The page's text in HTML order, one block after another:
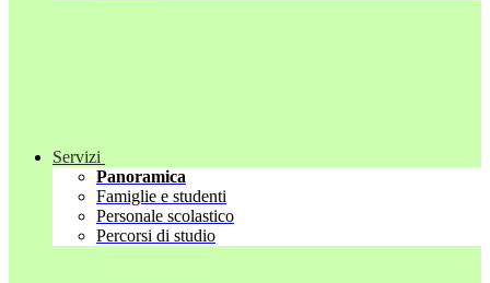
Servizi
Panoramica
Famiglie e studenti
Personale scolastico
Percorsi di studio